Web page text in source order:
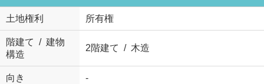
土地権利 所有権
階建て / 建物
構造
2階建て / 木造
向き -